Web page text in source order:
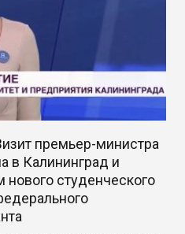
премьер-министра
в Калининград и
нового студенческого